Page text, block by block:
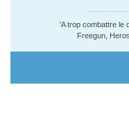
'A trop combattre le
Freegun,